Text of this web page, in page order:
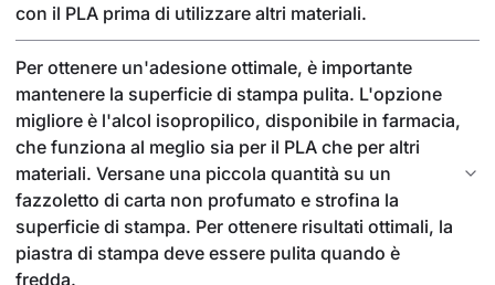
con il PLA prima di utilizzare altri materiali.
Per ottenere un'adesione ottimale, è importante
mantenere la superficie di stampa pulita. L'opzione
migliore è l'alcol isopropilico, disponibile in farmacia,
che funziona al meglio sia per il PLA che per altri
materiali. Versane una piccola quantità su un
fazzoletto di carta non profumato e strofina la
superficie di stampa. Per ottenere risultati ottimali, la
piastra di stampa deve essere pulita quando è
fredda.